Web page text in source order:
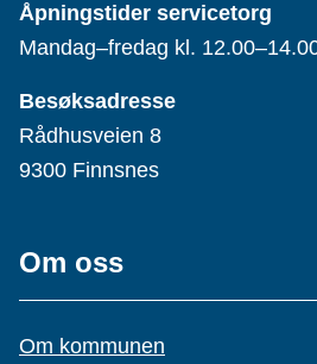
Åpningstider servicetorg
Mandag–fredag kl.
Besøksadresse
Rådhusveien 8
9300 Finnsnes
Om oss
Om kommunen